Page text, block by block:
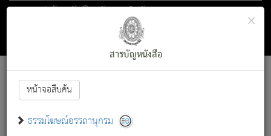
ตอน 1 ว่าด้วย สัตว์โลกกับจตุราริยสัจ
สารบัญ×
สารบัญหนังสือ
หน้าจอสืบค้น
ธรรมโฆษณ์อรรถานุกรม
Font :15 ]||
สัตว์โลกนี้ เกิดความเดือดร้อนแล้ว มีผัสสะบังหน้า